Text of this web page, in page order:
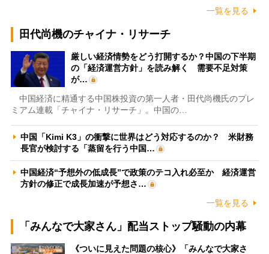
一覧を見る
田代尚機のチャイナ・リサーチ
厳しい経済情勢をどう打開するか？中国の下半期
の「経済運営方針」を読み解く 需要不足対策
が…
中国経済に精通する中国株投資の第一人者・田代尚機氏のプレ
ミアム連載「チャイナ・リサーチ」。中国の…
中国「Kimi K3」の衝撃に世界はどう対応するのか？ 米財務
長官が検討する「蒸留を行う中国…
中国経済“予想外の低成長”で政策のテコ入れ必至か 経済運営
方針の修正で成長加速が予想さ…
一覧を見る
「みんなで大家さん」配当ストップ騒動の内幕
《ついに見えた問題の核心》「みんなで大家さ